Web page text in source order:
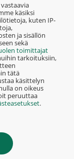
käsiksi
kuten IP-
ja sisällön
sekä
toimittajat
tarkoituksiin,
tätä
käsittelyn
on oikeus
peruuttaa
.